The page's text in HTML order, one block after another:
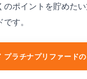
のポイントを貯めた
す。
プラチナプリファード